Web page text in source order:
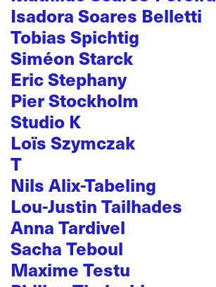
Isadora Soares Belletti
Tobias Spichtig
Siméon Starck
Eric Stephany
Pier Stockholm
Studio K
Loïs Szymczak
T
Nils Alix-Tabeling
Lou-Justin Tailhades
Anna Tardivel
Sacha Teboul
Maxime Testu